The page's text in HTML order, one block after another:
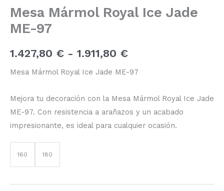
Mesa Mármol Royal Ice Jade
ME-97
1.427,80 € - 1.911,80 €
1.911,80 €
Mesa Mármol Royal Ice Jade ME-97
Mejora tu decoración con la Mesa Mármol Royal Ice Jade
ME-97. Con resistencia a arañazos y un acabado
impresionante, es ideal para cualquier ocasión.
160 180